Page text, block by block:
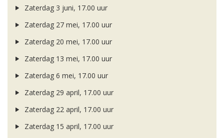
Zaterdag 3 juni, 17.00 uur
Zaterdag 27 mei, 17.00 uur
Zaterdag 20 mei, 17.00 uur
Zaterdag 13 mei, 17.00 uur
Zaterdag 6 mei, 17.00 uur
Zaterdag 29 april, 17.00 uur
Zaterdag 22 april, 17.00 uur
Zaterdag 15 april, 17.00 uur